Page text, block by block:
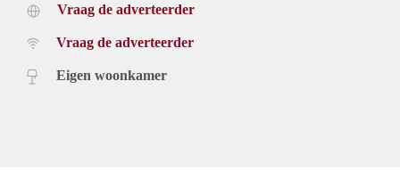
Vraag de adverteerder
Vraag de adverteerder
Eigen woonkamer